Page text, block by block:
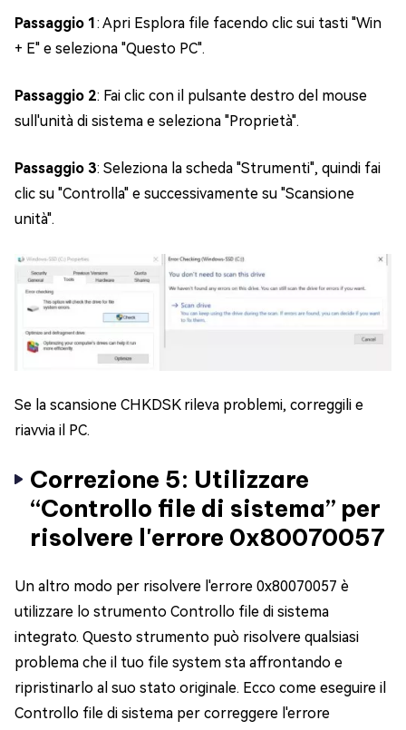
Passaggio 1: Apri Esplora file facendo clic sui tasti "Win
+ E" e seleziona "Questo PC".
Passaggio 2: Fai clic con il pulsante destro del mouse
sull'unità di sistema e seleziona "Proprietà".
Passaggio 3: Seleziona la scheda "Strumenti", quindi fai
clic su "Controlla" e successivamente su "Scansione
unità".
Se la scansione CHKDSK rileva problemi, correggili e
riavvia il PC.
Correzione 5: Utilizzare
“Controllo file di sistema” per
risolvere l'errore 0x80070057
Un altro modo per risolvere l'errore 0x80070057 è
utilizzare lo strumento Controllo file di sistema
integrato. Questo strumento può risolvere qualsiasi
problema che il tuo file system sta affrontando e
ripristinarlo al suo stato originale. Ecco come eseguire il
Controllo file di sistema per correggere l'errore